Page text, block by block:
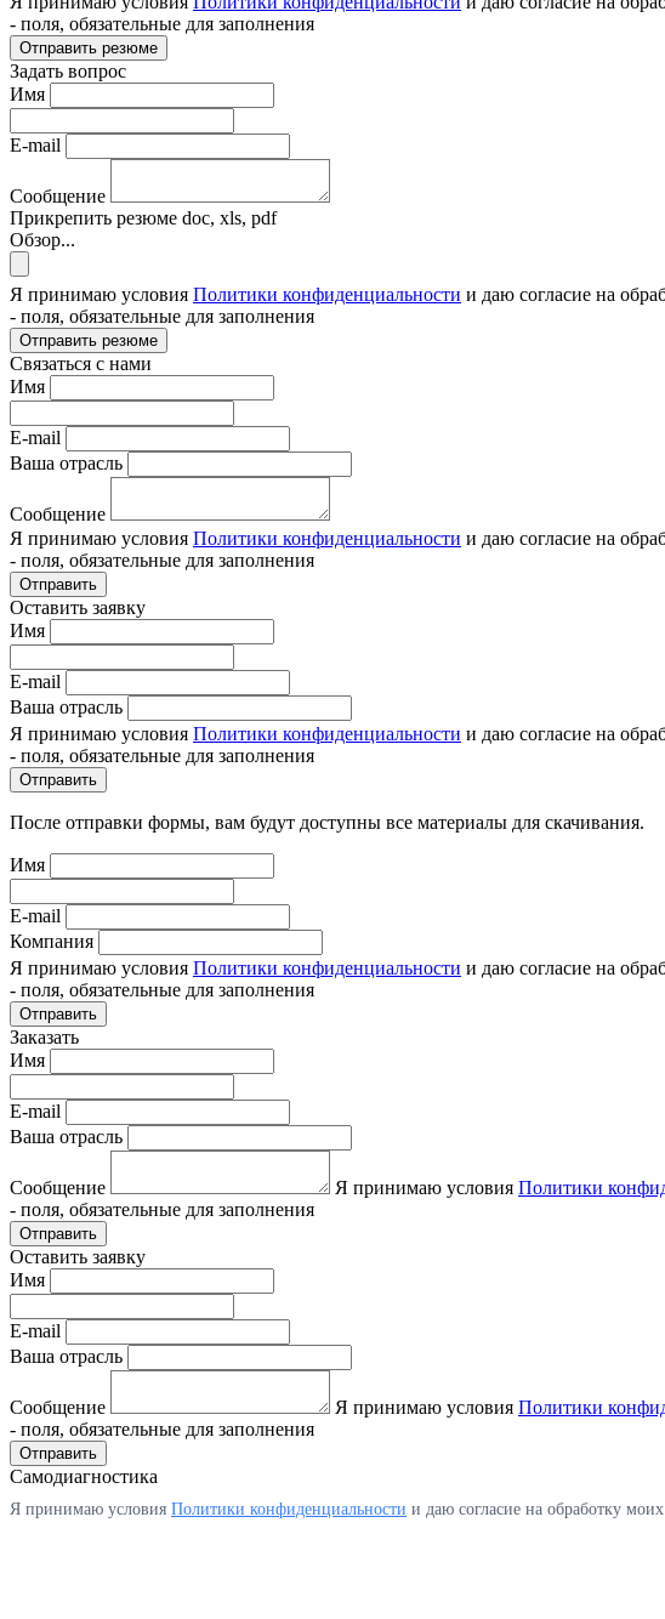
- поля, обязательные для заполнения
Отправить резюме
Задать вопрос
Имя
E-mail
Сообщение
Прикрепить резюме doc, xls, pdf
Обзор...
Я принимаю условия Политики конфиденциальности и даю согласие на
- поля, обязательные для заполнения
Отправить резюме
Связаться с нами
Имя
E-mail
Ваша отрасль
Сообщение
Я принимаю условия Политики конфиденциальности и даю согласие на
- поля, обязательные для заполнения
Отправить
Оставить заявку
Имя
E-mail
Ваша отрасль
Я принимаю условия Политики конфиденциальности и даю согласие на
- поля, обязательные для заполнения
Отправить
После отправки формы, вам будут доступны все материалы для скачивания.
Имя
E-mail
Компания
Я принимаю условия Политики конфиденциальности и даю согласие на
- поля, обязательные для заполнения
Отправить
Заказать
Имя
E-mail
Ваша отрасль
Сообщение Я принимаю условия Политики
- поля, обязательные для заполнения
Отправить
Оставить заявку
Имя
E-mail
Ваша отрасль
Сообщение Я принимаю условия Политики
- поля, обязательные для заполнения
Отправить
Самодиагностика
Я принимаю условия Политики конфиденциальности и даю согласие на обработку